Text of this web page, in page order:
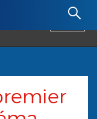
: Retour à l'accueil